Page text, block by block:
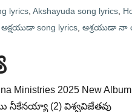
lyrics Akshayuda song lyrics
అక్షయుడా song lyrics ఆశ్రయుడా నా
2025 New Album
(2) విశ్వవిజేతవు